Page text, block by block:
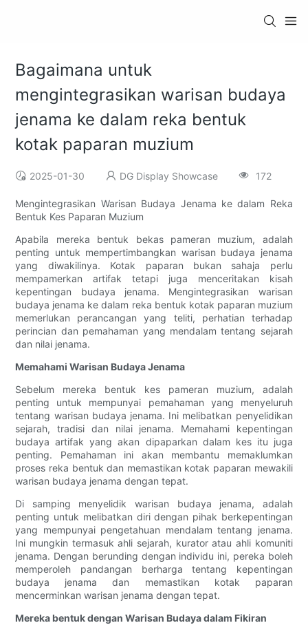
Bagaimana untuk
mengintegrasikan warisan budaya
jenama ke dalam reka bentuk
kotak paparan muzium
2025-01-30 DG Display Showcase 172
Mengintegrasikan Warisan Budaya Jenama ke dalam Reka
Bentuk Kes Paparan Muzium
Apabila mereka bentuk bekas pameran muzium, adalah
penting untuk mempertimbangkan warisan budaya jenama
yang diwakilinya. Kotak paparan bukan sahaja perlu
mempamerkan artifak tetapi juga menceritakan kisah
kepentingan budaya jenama. Mengintegrasikan warisan
budaya jenama ke dalam reka bentuk kotak paparan muzium
memerlukan perancangan yang teliti, perhatian terhadap
perincian dan pemahaman yang mendalam tentang sejarah
dan nilai jenama.
Memahami Warisan Budaya Jenama
Sebelum mereka bentuk kes pameran muzium, adalah
penting untuk mempunyai pemahaman yang menyeluruh
tentang warisan budaya jenama. Ini melibatkan penyelidikan
sejarah, tradisi dan nilai jenama. Memahami kepentingan
budaya artifak yang akan dipaparkan dalam kes itu juga
penting. Pemahaman ini akan membantu memaklumkan
proses reka bentuk dan memastikan kotak paparan mewakili
warisan budaya jenama dengan tepat.
Di samping menyelidik warisan budaya jenama, adalah
penting untuk melibatkan diri dengan pihak berkepentingan
yang mempunyai pengetahuan mendalam tentang jenama.
Ini mungkin termasuk ahli sejarah, kurator atau ahli komuniti
jenama. Dengan berunding dengan individu ini, pereka boleh
memperoleh pandangan berharga tentang kepentingan
budaya jenama dan memastikan kotak paparan
mencerminkan warisan jenama dengan tepat.
Mereka bentuk dengan Warisan Budaya dalam Fikiran